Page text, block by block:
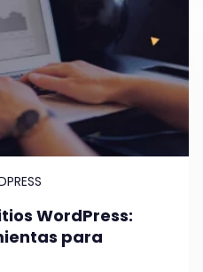
WordPress:
para